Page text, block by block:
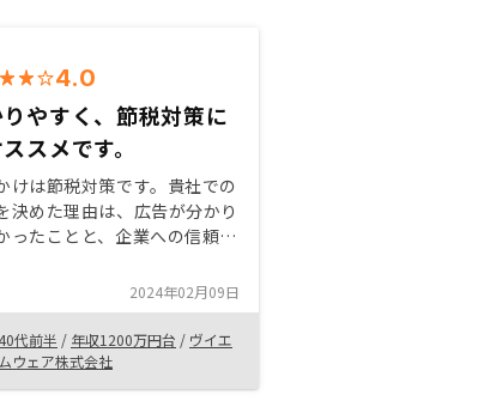
4.0
やすく、節税対策に
スメです。
けは節税対策です。貴社での
決めた理由は、広告が分かり
ったことと、企業への信頼性
が遅かったにもかかわらず、営
が素早く対応頂き、また、フ
をしっかりして頂いたため、
制約させて頂けました。
2024年02月09日
40代前半 / 年収1200万円台 / ヴイエ
ムウェア株式会社